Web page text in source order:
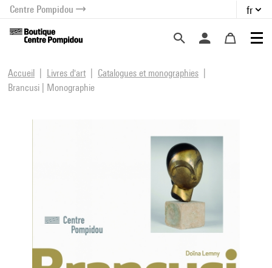
menu
contenu
Centre Pompidou fr
Accueil Livres d'art
Catalogues et monographies
Brancusi | Monographie